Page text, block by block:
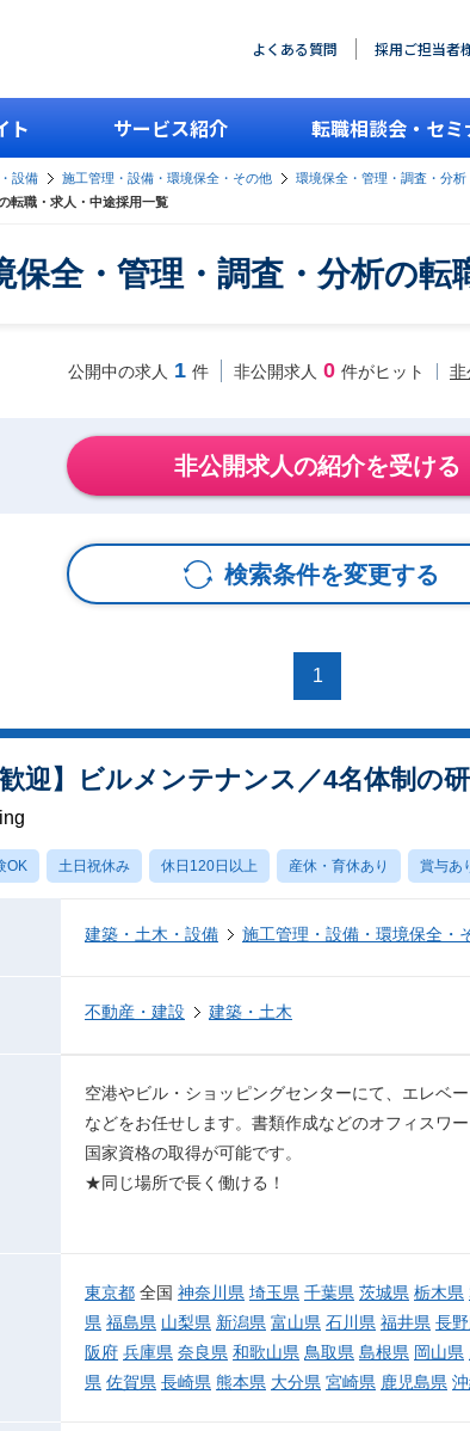
よくある質問 採用ご担当者
ト サービス紹介 転職相談会・セミ
設備 施工管理・設備・環境保全・その他 環境保全・管理・調査・分析
転職・求人・中途採用一覧
保全・管理・調査・分析の転
公開中の求人 1 件 非公開求人 0 件がヒット 非
非公開求人の紹介を受ける
検索条件を変更する
1
歓迎】ビルメンテナンス／4名体制の
OK 土日祝休み 休日120日以上 産休・育休あり 賞与あ
建築・土木・設備 施工管理・設備・環境保全・
不動産・建設 建築・土木
空港やビル・ショッピングセンターにて、エレベ
などをお任せします。書類作成などのオフィスワ
国家資格の取得が可能です。
★同じ場所で長く働ける！
東京都 全国 神奈川県 埼玉県 千葉県 茨城県 栃木県
県 福島県 山梨県 新潟県 富山県 石川県 福井県 長
阪府 兵庫県 奈良県 和歌山県 鳥取県 島根県 岡山県
県 佐賀県 長崎県 熊本県 大分県 宮崎県 鹿児島県